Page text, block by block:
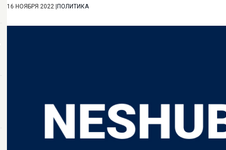
16 НОЯБРЯ 2022 ПОЛИТИКА